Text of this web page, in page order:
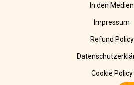
In den Medien
Impressum
Refund Policy
Cookie Policy